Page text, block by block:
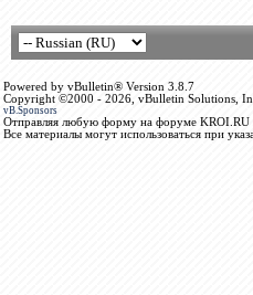
Powered by vBulletin® Version 3.8.7
Copyright ©2000 - 2026, vBulletin Solutions,
vB.Sponsors
Отправляя любую форму на форуме KROI.RU
Все материалы могут использоваться при